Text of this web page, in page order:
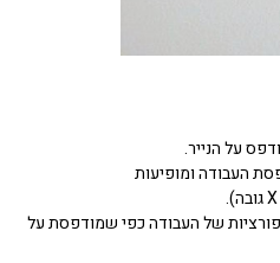
על הנייר.
העבודה ומופיעות
של העבודה כפי שמודפסת על